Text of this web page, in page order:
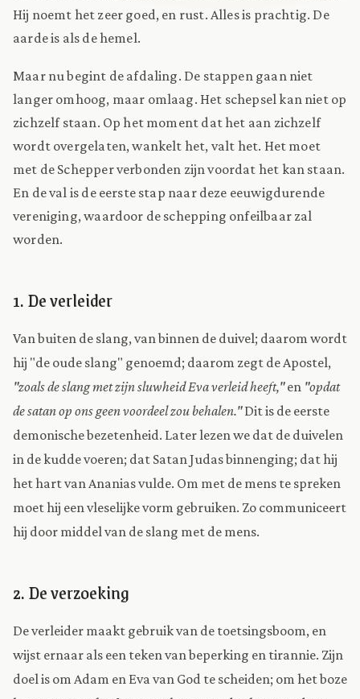
Hij noemt het zeer goed, en rust. Alles is prachtig. De
aarde is als de hemel.
Maar nu begint de afdaling. De stappen gaan niet
langer omhoog, maar omlaag. Het schepsel kan niet op
zichzelf staan. Op het moment dat het aan zichzelf
wordt overgelaten, wankelt het, valt het. Het moet
met de Schepper verbonden zijn voordat het kan staan.
En de val is de eerste stap naar deze eeuwigdurende
vereniging, waardoor de schepping onfeilbaar zal
worden.
1. De verleider
Van buiten de slang, van binnen de duivel; daarom wordt
hij "de oude slang" genoemd; daarom zegt de Apostel,
"zoals de slang met zijn sluwheid Eva verleid heeft,"en "opdat
de satan op ons geen voordeel zou behalen."Dit is de eerste
demonische bezetenheid. Later lezen we dat de duivelen
in de kudde voeren; dat Satan Judas binnenging; dat hij
het hart van Ananias vulde. Om met de mens te spreken
moet hij een vleselijke vorm gebruiken. Zo communiceert
hij door middel van de slang met de mens.
2. De verzoeking
De verleider maakt gebruik van de toetsingsboom, en
wijst ernaar als een teken van beperking en tirannie. Zijn
doel is om Adam en Eva van God te scheiden; om het boze